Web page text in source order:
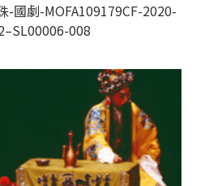
-國劇-MOFA109179CF-2020-
008